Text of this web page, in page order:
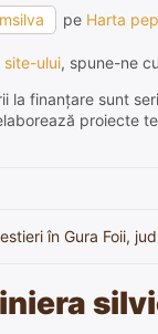
pe Harta
site-ului, spune-ne
la finanțare sunt
proiecte
în Gura Foii,